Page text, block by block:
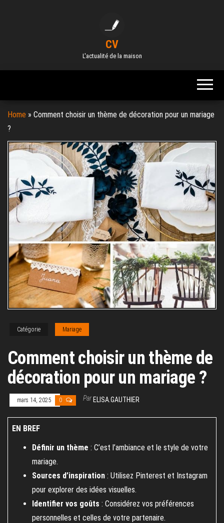
CV
L'actualité de la maison
Home » Comment choisir un thème de décoration pour un mariage
?
Catégorie Mariage
Comment choisir un thème de
décoration pour un mariage ?
mars 14, 2025 0 ParELISA.GAUTHIER
EN BREF
Définir un thème : C’est l’ambiance et le style de votre
mariage.
Sources d’inspiration : Utilisez Pinterest et Instagram
pour explorer des idées visuelles.
Identifier vos goûts : Considérez vos préférences
personnelles et celles de votre partenaire.